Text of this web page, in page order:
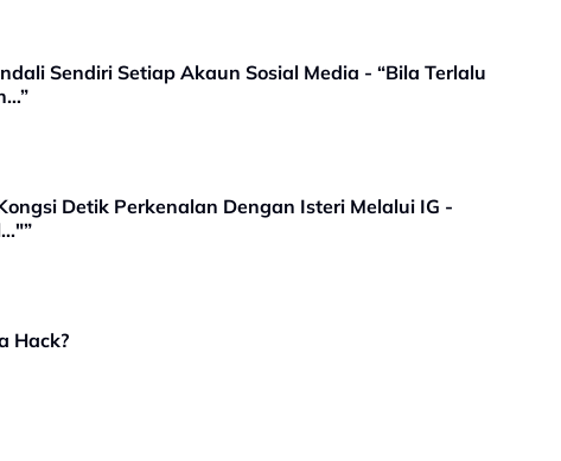
Sendiri Setiap Akaun Sosial Media - “Bila Terlalu
Detik Perkenalan Dengan Isteri Melalui IG -
Hack?